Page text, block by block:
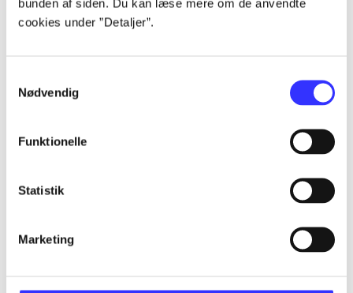
bunden af siden. Du kan læse mere om de anvendte
cookies under ”Detaljer”.
Nødvendig
Funktionelle
Statistik
Marketing
Artikler
...
...
...
...